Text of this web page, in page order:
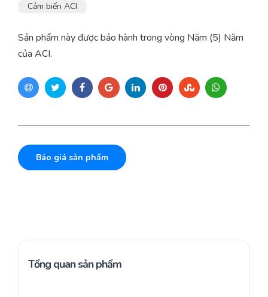
Cảm biến ACI
Sản phẩm này được bảo hành trong vòng Năm (5) Năm
của ACI.
Báo giá sản phẩm
Tổng quan sản phẩm